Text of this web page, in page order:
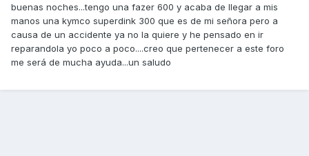
buenas noches...tengo una fazer 600 y acaba de llegar a mis
manos una kymco superdink 300 que es de mi señora pero a
causa de un accidente ya no la quiere y he pensado en ir
reparandola yo poco a poco....creo que pertenecer a este foro
me será de mucha ayuda...un saludo